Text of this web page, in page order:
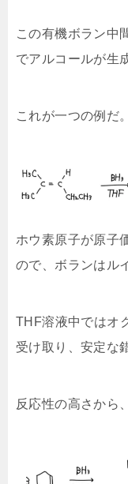
この有機ボラン中
でアルコールが生
これが一つの例だ。
ホウ素原子が原子
ので、ボランはル
THF溶液中ではオ
受け取り、安定な
反応性の高さから